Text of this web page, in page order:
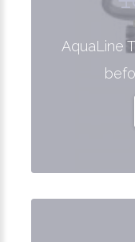
AquaLine